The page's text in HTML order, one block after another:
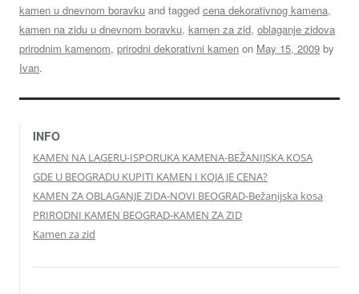
kamen u dnevnom boravku and tagged cena dekorativnog kamena,
kamen na zidu u dnevnom boravku, kamen za zid, oblaganje zidova
prirodnim kamenom, prirodni dekorativni kamen on May 15, 2009 by
Ivan.
INFO
KAMEN NA LAGERU-ISPORUKA KAMENA-BEŽANIJSKA KOSA
GDE U BEOGRADU KUPITI KAMEN I KOJA JE CENA?
KAMEN ZA OBLAGANJE ZIDA-NOVI BEOGRAD-Bežanijska kosa
PRIRODNI KAMEN BEOGRAD-KAMEN ZA ZID
Kamen za zid